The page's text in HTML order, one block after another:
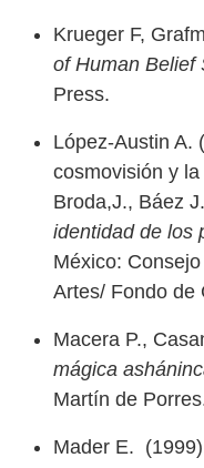
Krueger F,
of Human Belief
Press.
López-Austin A.
cosmovisión y
Broda,J., Báez
identidad de los
México:
Artes/ Fondo de
Macera P.,
mágica
Martín de
Mader E.